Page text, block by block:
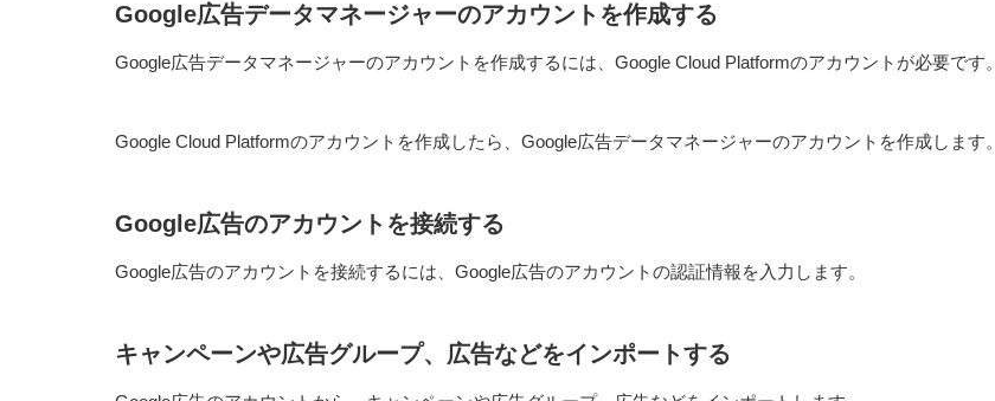
Google広告データマネージャーのアカウントを作成する
Google広告データマネージャーのアカウントを作成するには、Google Cloud Platformのアカウントが必要です。
Google Cloud Platformのアカウントを作成したら、Google広告データマネージャーのアカウントを作成します。
Google広告のアカウントを接続する
Google広告のアカウントを接続するには、Google広告のアカウントの認証情報を入力します。
キャンペーンや広告グループ、広告などをインポートする